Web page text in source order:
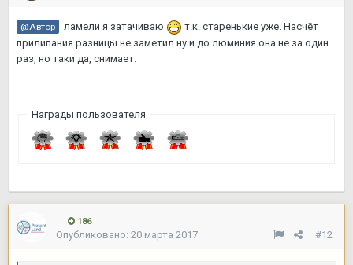
@Автор ламели я затачиваю
т.к. старенькие уже. Насчёт
прилипания разницы не заметил ну и до люминия она не за один
раз, но таки да, снимает.
Награды пользователя
186
#12
Опубликовано: 20 марта 2017